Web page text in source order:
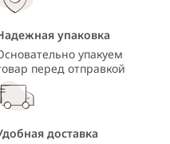
упаковка
упакуем
перед отправкой
доставка